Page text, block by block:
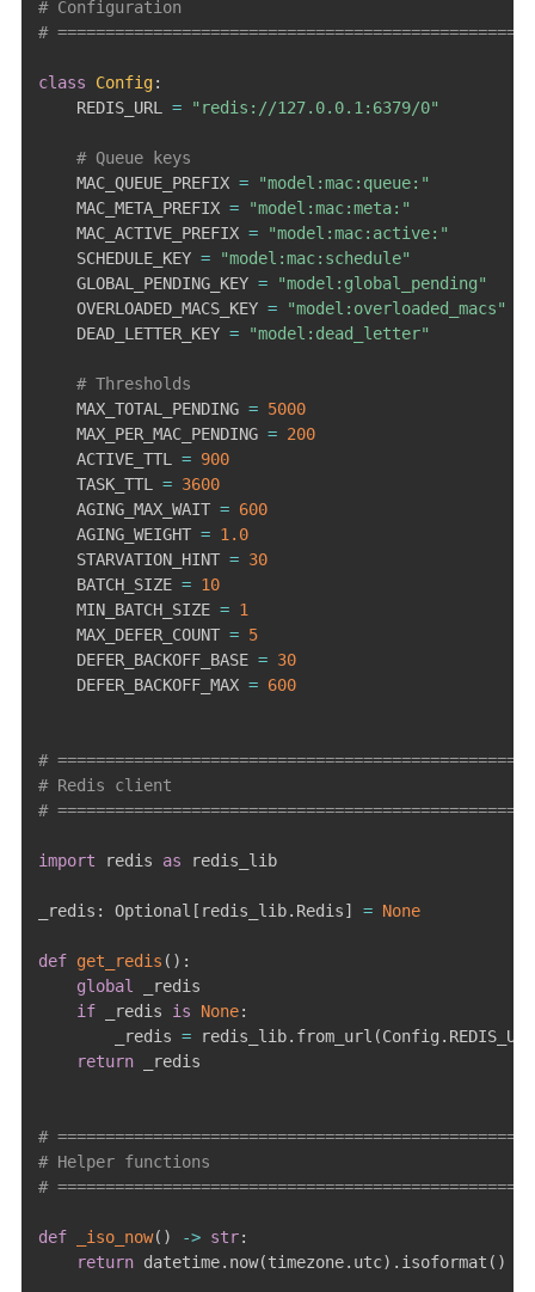
# Configuration
#
class Config:
    REDIS_URL
= "redis://127.0.0.1:6379/0"
# Queue keys
    MAC_QUEUE_PREFIX
=
"model:mac:queue:"
    MAC_META_PREFIX
=
"model:mac:meta:"
    MAC_ACTIVE_PREFIX
=
"model:mac:active:"
    SCHEDULE_KEY
=
"model:mac:schedule"
    GLOBAL_PENDING_KEY
=
"model:global_pending"
    OVERLOADED_MACS_KEY
=
"model:overloaded_macs"
    DEAD_LETTER_KEY
= "model:dead_letter"
# Thresholds
    MAX_TOTAL_PENDING
= 5000
    MAX_PER_MAC_PENDING
= 200
    ACTIVE_TTL
= 900
    TASK_TTL
= 3600
    AGING_MAX_WAIT
= 600
    AGING_WEIGHT
= 1.0
    STARVATION_HINT
= 30
    BATCH_SIZE
= 10
    MIN_BATCH_SIZE
= 1
    MAX_DEFER_COUNT
= 5
    DEFER_BACKOFF_BASE
= 30
    DEFER_BACKOFF_MAX
= 600
#
# Redis client
#
import redis as redis_lib
_redis : Optional [ redis_lib. Redis] = None
def get_redis ( ) :
global
_redis
if _redis is None:
        _redis
= redis_lib. from_url (Config . REDIS_URL
return _redis
#
# Helper functions
#
def _iso_now( ) -> str:
return datetime. now(timezone. utc) . isoformat ( )